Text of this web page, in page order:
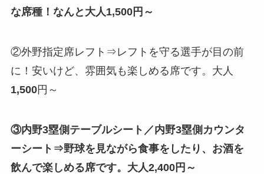
な席種！なんと大人1,500円～
②外野指定席レフト⇒レフトを守る選手が目の前
に！安いけど、雰囲気も楽しめる席です。大人
1,500円～
③内野3塁側テーブルシート／内野3塁側カウンタ
ーシート⇒野球を見ながら食事をしたり、お酒を
飲んで楽しめる席です。大人2,400円～